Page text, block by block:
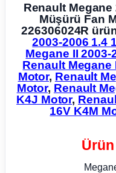
Renault Megane
Müşürü Fan
226306024R
2003-2006 1.4
Megane II 2003-
Renault Megane
Motor, Renault
Motor, Renault
K4J Motor,
16V K4M
Ürün